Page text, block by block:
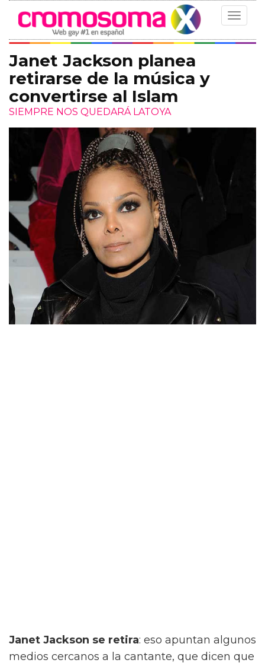
Toggle
Janet Jackson planea
retirarse de la música y
convertirse al Islam
SIEMPRE NOS QUEDARÁ LATOYA
Janet Jackson se retira: eso apuntan algunos
medios cercanos a la cantante, que dicen que